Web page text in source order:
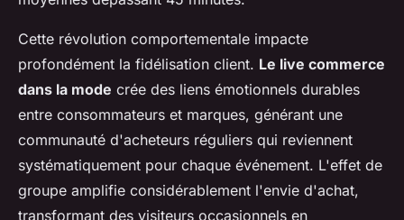
Cette révolution comportementale impacte
profondément la fidélisation client. Le live commerce
dans la mode crée des liens émotionnels durables
entre consommateurs et marques, générant une
communauté d'acheteurs réguliers qui reviennent
systématiquement pour chaque événement. L'effet de
groupe amplifie considérablement l'envie d'achat,
transformant des visiteurs occasionnels en